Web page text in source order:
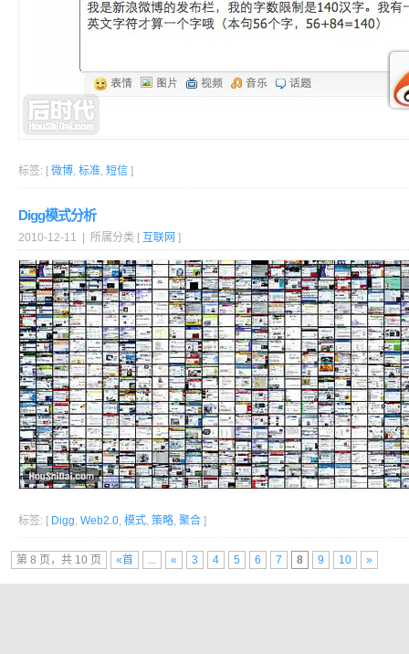
标签: [ 微博 标准 短信 ]
Digg模式分析
2010-12-11 | 所属分类 [ 互联网 ]
标签: [ Digg Web2.0 模式 策略 聚合 ]
第 8 页，共 10 页 «首 « 3 4 5 6 7 8 9 10 »